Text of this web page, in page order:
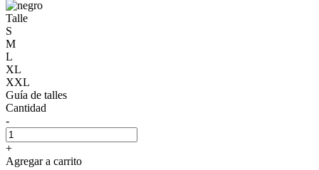
Talle
S
M
L
XL
XXL
Guía de talles
Cantidad
-
+
Agregar a carrito